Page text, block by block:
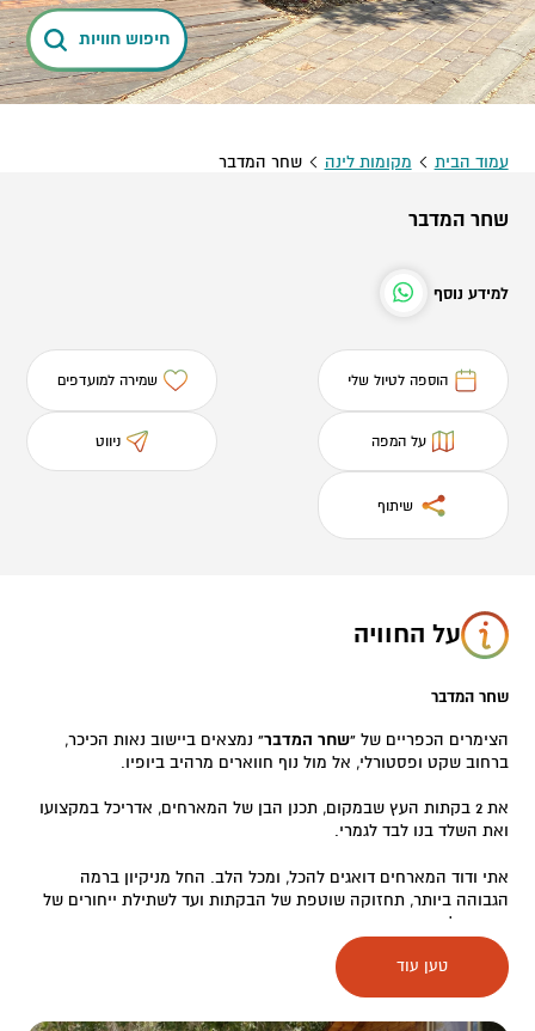
חיפוש חוויות
עמוד הבית מקומות לינה שחר המדבר
שחר המדבר
למידע נוסף
הוספה לטיול שלי שמירה למועדפים
על המפה ניווט
שיתוף
על החוויה
שחר המדבר
הצימרים הכפריים של"שחר המדבר" נמצאים ביישוב נאות הכיכר,
ברחוב שקט ופסטורלי, אל מול נוף חווארים מרהיב ביופיו.
את 2 בקתות העץ שבמקום, תכנן הבן של המארחים, אדריכל במקצועו
ואת השלד בנו לבד לגמרי.
אתי ודוד המארחים דואגים להכל, ומכל הלב. החל מניקיון ברמה
הגבוהה ביותר, תחזוקה שוטפת של הבקתות ועד לשתילת ייחורים של
צמחים לטיפוח הגינה והחצר המכוסה בדק.
הבקתות, חמימות וביתיות, מורכבות מסלון, חדר שינה וקומת גלריה עם
חלון ענק לנוף, חדר רחצה גדול עם ג'קוזי, מטבחון, וחצר פרטית לכל
טען עוד